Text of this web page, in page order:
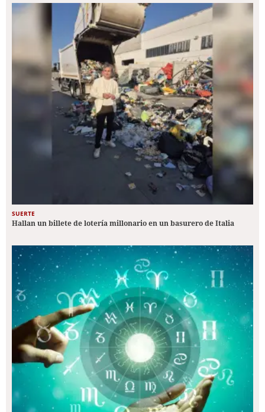
SUERTE
Hallan un billete de lotería millonario en un basurero de Italia